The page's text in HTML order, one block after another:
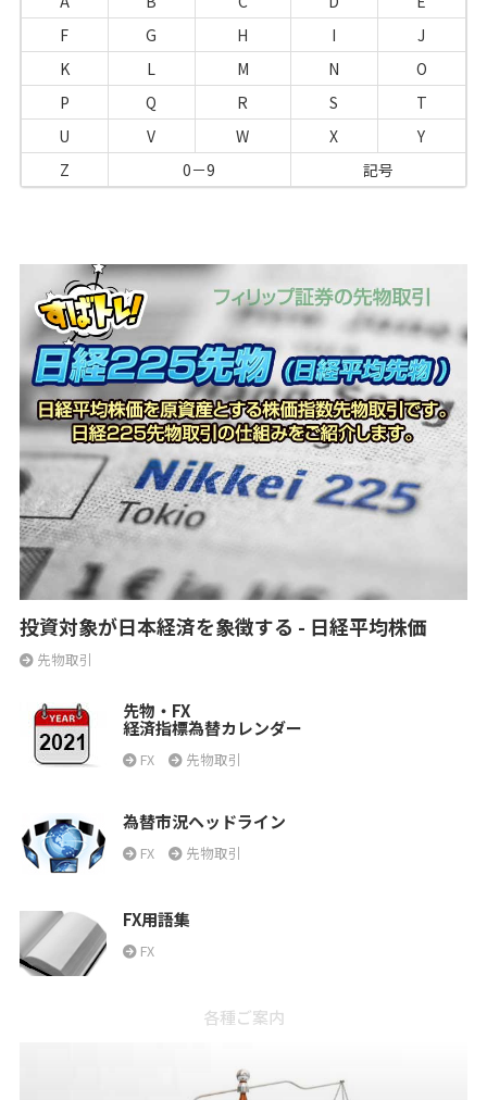
F
G H I
J
K
L M N
O
P
Q R S
T
U
V W X
Y
Z
0－9 記号
投資対象が日本経済を象徴する - 日経平均株価
先物取引
先物・FX
経済指標為替カレンダー
FX 先物取引
為替市況ヘッドライン
FX 先物取引
FX用語集
FX
各種ご案内